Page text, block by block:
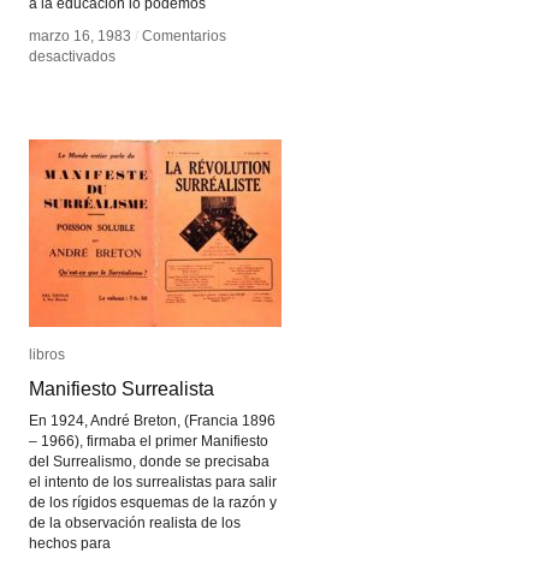
a la educación lo podemos
marzo 16, 1983 / Comentarios
desactivadosen
marzo 16, 1983 / Comentarios
desactivadosen
libros
Manifiesto Surrealista
En 1924, André Breton, (Francia 1896
– 1966), firmaba el primer Manifiesto
del Surrealismo, donde se precisaba
el intento de los surrealistas para salir
de los rígidos esquemas de la razón y
de la observación realista de los
hechos para
libros
Manifiesto Surrealista